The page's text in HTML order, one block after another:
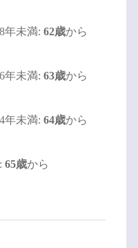
年未満: 62歳から
年未満: 63歳から
年未満: 64歳から
65歳から